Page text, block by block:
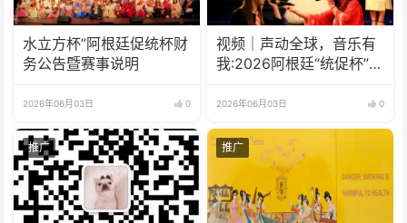
水立方杯”阿根廷促统杯财
务公告暨赛事说明
2026年06月03日 0
视频｜声动全球，音乐有
我:2026阿根廷“统促杯”水
圆满落幕
2026年06月03日 0
推广 推广